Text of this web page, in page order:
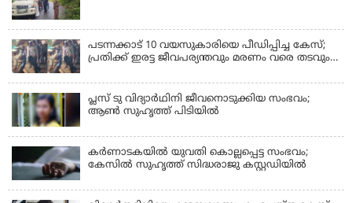
പടന്നക്കാട് 10 വയസുകാരിയെ പീഡിപ്പിച്ച കേസ്;
പ്രതിക്ക് ഇരട്ട ജീവപര്യന്തവും മരണം വരെ തടവും
പ്ലസ് ടു വിദ്യാര്‍ഥിനി ജീവനൊടുക്കിയ സംഭവം;
ആണ്‍ സുഹൃത്ത് പിടിയില്‍
കര്‍ണാടകയില്‍ യുവതി കൊല്ലപ്പെട്ട സംഭവം;
കേസില്‍ സുഹൃത്ത് സിദ്ധരാജു കസ്റ്റഡിയില്‍